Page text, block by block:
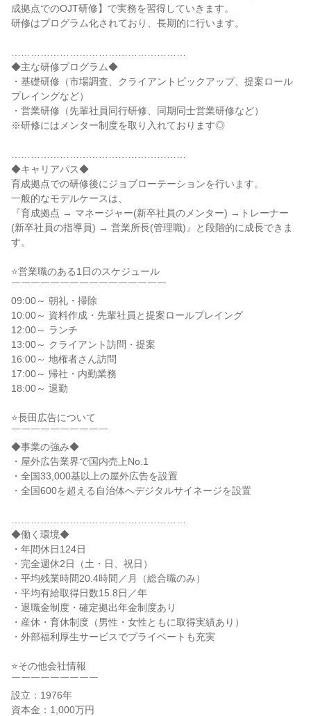
成拠点でのOJT研修】で実務を習得していきます。
研修はプログラム化されており、長期的に行います。
◆主な研修プログラム◆
・基礎研修（市場調査、クライアントピックアップ、提案ロール
プレイングなど）
・営業研修（先輩社員同行研修、同期同士営業研修など）
※研修にはメンター制度を取り入れております◎
◆キャリアパス◆
育成拠点での研修後にジョブローテーションを行います。
一般的なモデルケースは、
『育成拠点 → マネージャー(新卒社員のメンター) →トレーナー
(新卒社員の指導員) → 営業所長(管理職)』と段階的に成長できま
す。
⭐営業職のある1日のスケジュール
￣￣￣￣￣￣￣￣￣￣￣￣￣￣￣￣
09:00～ 朝礼・掃除
10:00～ 資料作成・先輩社員と提案ロールプレイング
12:00～ ランチ
13:00～ クライアント訪問・提案
16:00～ 地権者さん訪問
17:00～ 帰社・内勤業務
18:00～ 退勤
⭐長田広告について
￣￣￣￣￣￣￣￣￣￣
◆事業の強み◆
・屋外広告業界で国内売上No.1
・全国33,000基以上の屋外広告を設置
・全国600を超える自治体へデジタルサイネージを設置
◆働く環境◆
・年間休日124日
・完全週休2日（土・日、祝日）
・平均残業時間20.4時間／月（総合職のみ）
・平均有給取得日数15.8日／年
・退職金制度・確定拠出年金制度あり
・産休・育休制度（男性・女性ともに取得実績あり）
・外部福利厚生サービスでプライベートも充実
⭐その他会社情報
￣￣￣￣￣￣￣￣￣
設立：1976年
資本金：1,000万円